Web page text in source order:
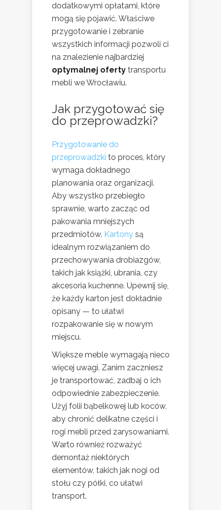
dodatkowymi opłatami, które
mogą się pojawić. Właściwe
przygotowanie i zebranie
wszystkich informacji pozwoli ci
na znalezienie najbardziej
optymalnej oferty transportu
mebli we Wrocławiu.
Jak przygotować się
do przeprowadzki?
Przygotowanie do
przeprowadzki to proces, który
wymaga dokładnego
planowania oraz organizacji.
Aby wszystko przebiegło
sprawnie, warto zacząć od
pakowania mniejszych
przedmiotów. Kartony są
idealnym rozwiązaniem do
przechowywania drobiazgów,
takich jak książki, ubrania, czy
akcesoria kuchenne. Upewnij się,
że każdy karton jest dokładnie
opisany — to ułatwi
rozpakowanie się w nowym
miejscu.
Większe meble wymagają nieco
więcej uwagi. Zanim zaczniesz
je transportować, zadbaj o ich
odpowiednie zabezpieczenie.
Użyj folii bąbelkowej lub koców,
aby chronić delikatne części i
rogi mebli przed zarysowaniami.
Warto również rozważyć
demontaż niektórych
elementów, takich jak nogi od
stołu czy półki, co ułatwi
transport.